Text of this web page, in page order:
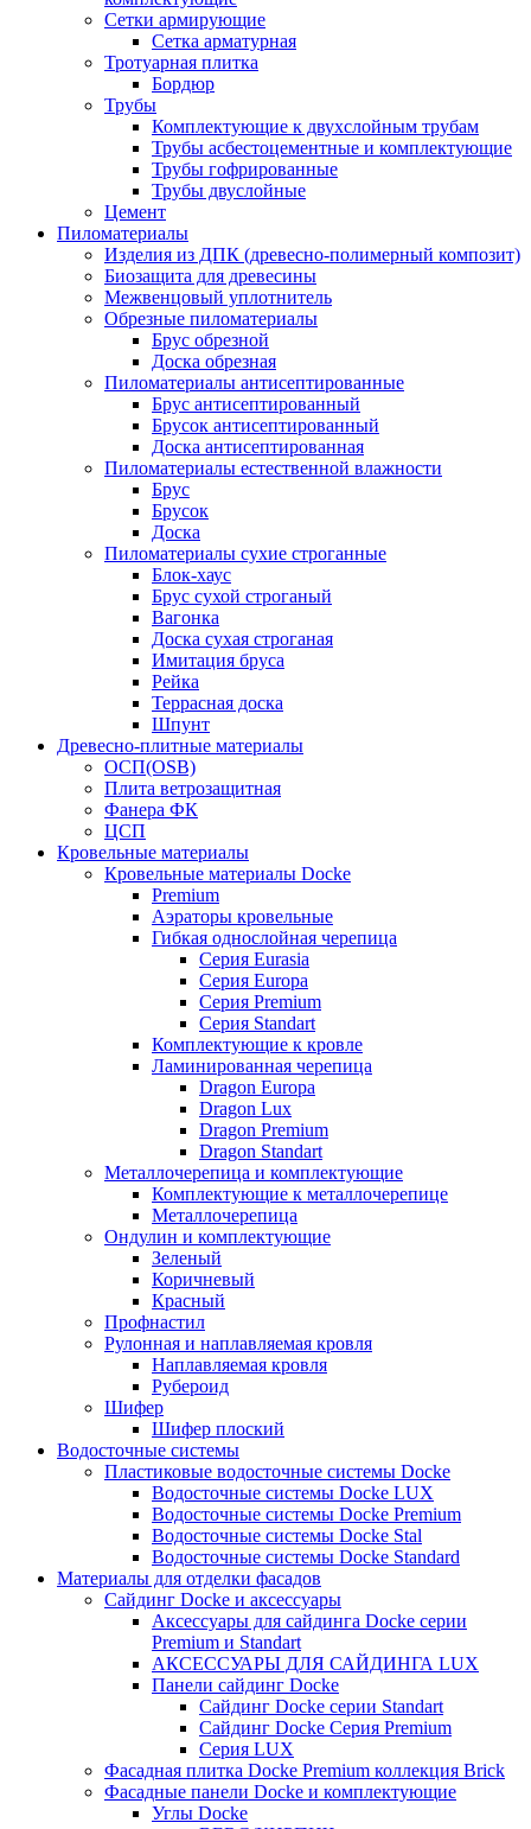
Сетки армирующие
Сетка арматурная
Тротуарная плитка
Бордюр
Трубы
Комплектующие к двухслойным трубам
Трубы асбестоцементные и комплектующие
Трубы гофрированные
Трубы двуслойные
Цемент
Пиломатериалы
Изделия из ДПК (древесно-полимерный композит)
Биозащита для древесины
Межвенцовый уплотнитель
Обрезные пиломатериалы
Брус обрезной
Доска обрезная
Пиломатериалы антисептированные
Брус антисептированный
Брусок антисептированный
Доска антисептированная
Пиломатериалы естественной влажности
Брус
Брусок
Доска
Пиломатериалы сухие строганные
Блок-хаус
Брус сухой строганый
Вагонка
Доска сухая строганая
Имитация бруса
Рейка
Террасная доска
Шпунт
Древесно-плитные материалы
ОСП(OSB)
Плита ветрозащитная
Фанера ФК
ЦСП
Кровельные материалы
Кровельные материалы Docke
Premium
Аэраторы кровельные
Гибкая однослойная черепица
Серия Eurasia
Серия Europa
Серия Premium
Серия Standart
Комплектующие к кровле
Ламинированная черепица
Dragon Europa
Dragon Lux
Dragon Premium
Dragon Standart
Металлочерепица и комплектующие
Комплектующие к металлочерепице
Металлочерепица
Ондулин и комплектующие
Зеленый
Коричневый
Красный
Профнастил
Рулонная и наплавляемая кровля
Наплавляемая кровля
Рубероид
Шифер
Шифер плоский
Водосточные системы
Пластиковые водосточные системы Docke
Водосточные системы Docke LUX
Водосточные системы Docke Premium
Водосточные системы Docke Stal
Водосточные системы Docke Standard
Материалы для отделки фасадов
Сайдинг Docke и аксессуары
Аксессуары для сайдинга Docke серии
Premium и Standart
АКСЕССУАРЫ ДЛЯ САЙДИНГА LUX
Панели сайдинг Docke
Cайдинг Docke серии Standart
Сайдинг Docke Серия Premium
Серия LUX
Фасадная плитка Docke Premium коллекция Brick
Фасадные панели Docke и комплектующие
Углы Docke